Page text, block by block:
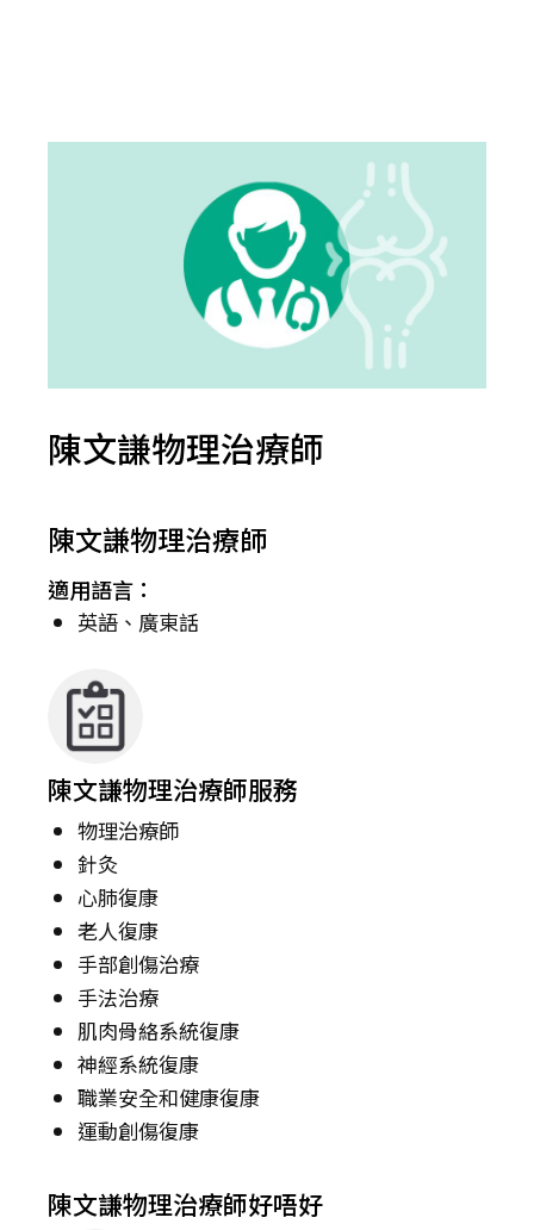
陳文謙物理治療師
陳文謙物理治療師
適用語言：
英語、廣東話
陳文謙物理治療師服務
物理治療師
針灸
心肺復康
老人復康
手部創傷治療
手法治療
肌肉骨絡系統復康
神經系統復康
職業安全和健康復康
運動創傷復康
陳文謙物理治療師好唔好